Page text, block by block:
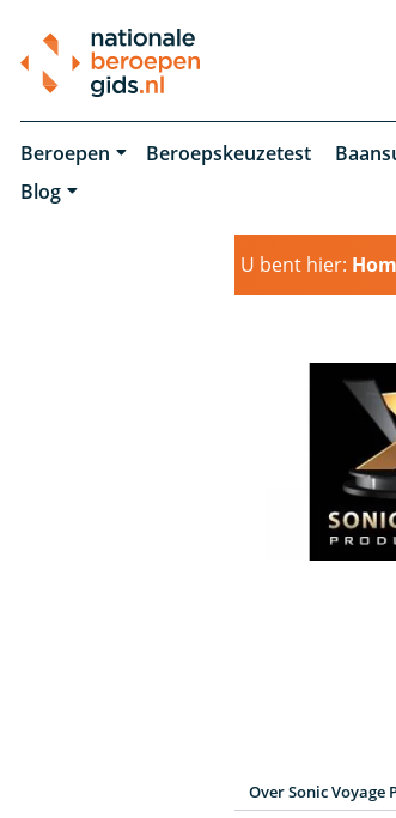
Beroepen Beroepskeuzetest
Blog
U bent hier:
Over Sonic Voyage